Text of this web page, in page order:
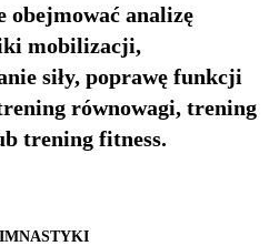
obejmować analizę
mobilizacji,
siły, poprawę funkcji
równowagi, trening
trening fitness.